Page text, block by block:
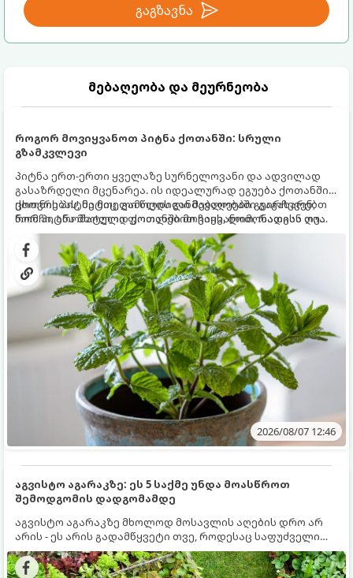
გაგზავნა
მებაღეობა და მეურნეობა
როგორ მოვიყვანოთ პიტნა ქოთანში: სრული
გზამკვლევი
პიტნა ერთ-ერთი ყველაზე სურნელოვანი და ადვილად
გასაზრდელი მცენარეა. ის იდეალურად ეგუება ქოთანში
ცხოვრებას, მეტიც, გამოცდილი მებაღეები გვირჩევენ,
რომ პიტნა მხოლოდ ქოთანში მოვიყვანოთ, რადგან ღია
გრუნტში (ბაღში) დარგვისას ის ფესვებით ძალიან
სწრაფად ვრცელდება და სხვა მცენარეებს ავიწროებს.
ქოთნის პიტნა მთელი წლის განმავლობაში გაგახარებთ
ნორჩი, არომატული ფოთლებით ჩაის, ლიმონათისა თუ
კერძებისთვის.
2026/08/07 12:46
აგვისტო აგარაკზე: ეს 5 საქმე უნდა მოასწროთ
შემოდგომის დადგომამდე
აგვისტო აგარაკზე მხოლოდ მოსავლის აღების დრო არ
არის - ეს არის გადამწყვეტი თვე, როდესაც საფუძველი
ეყრება მომავალი წლის მოსავალს და ბაღი მზადდება
შემოდგომა-ზამთრის სეზონისთვის. იმისათვის, რომ